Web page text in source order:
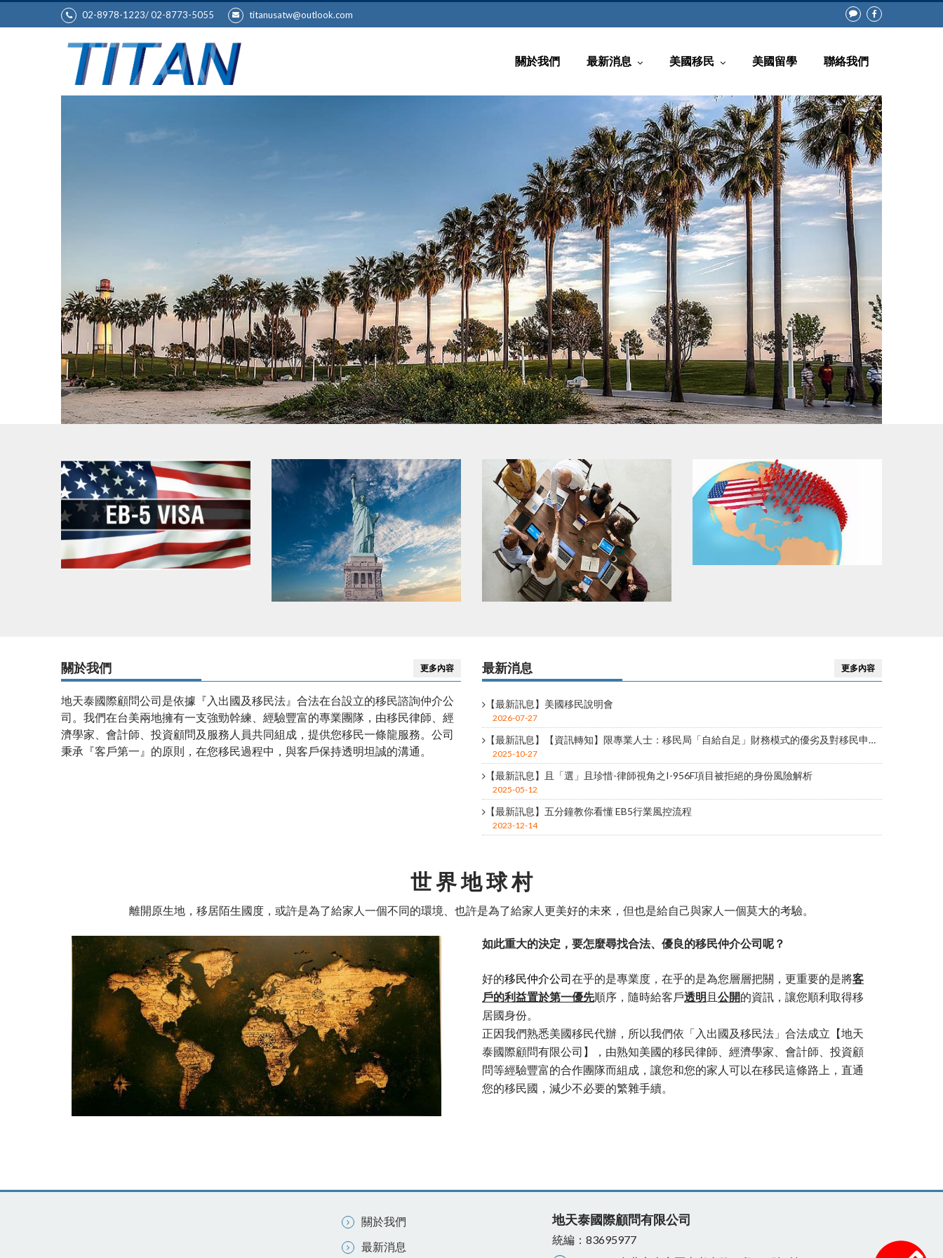
02-8978-1223/ 02-8773-5055 titanusatw@outlook.com
關於我們 最新消息 美國移民 美國留學 聯絡我們
關於我們 更多內容
地天泰國際顧問公司是依據『入出國及移民法』合法在台設立的移民諮詢仲介公
司。我們在台美兩地擁有一支強勁幹練、經驗豐富的專業團隊，由移民律師、經
濟學家、會計師、投資顧問及服務人員共同組成，提供您移民一條龍服務。公司
秉承『客戶第一』的原則，在您移民過程中，與客戶保持透明坦誠的溝通。
最新消息 更多內容
【最新訊息】美國移民說明會
2026-07-27
【最新訊息】【資訊轉知】限專業人士：移民局「自給自足」財務模式的優劣及對移民申請的影響
2025-10-27
【最新訊息】且「選」且珍惜-律師視角之I-956F項目被拒絕的身份風險解析
2025-05-12
【最新訊息】五分鐘教你看懂 EB5行業風控流程
2023-12-14
世 界 地 球 村
離開原生地，移居陌生國度，或許是為了給家人一個不同的環境、也許是為了給家人更美好的未來，但也是給自己與家人一個莫大的考驗。
如此重大的決定，要怎麼尋找合法、優良的移民仲介公司呢？
好的移民仲介公司 在乎的是專業度，在乎的是為您層層把關，更重要的是將客
戶的利益置於第一優先順序，隨時給客戶透明 且 公開的資訊，讓您順利取得移
居國身份。
正因我們熟悉美國移民代辦，所以我們依「入出國及移民法」合法成立【地天
泰國際顧問有限公司】，由熟知美國的移民律師、經濟學家、會計師、投資顧
問等經驗豐富的合作團隊而組成，讓您和您的家人可以在移民這條路上，直通
您的移民國，減少不必要的繁雜手續。
關於我們
最新消息
地天泰國際顧問有限公司
統編：83695977